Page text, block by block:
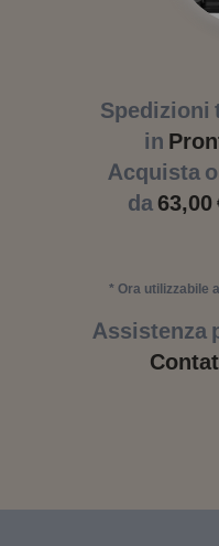
Spedizioni
in
Acquista
da63,00
* Ora utilizzabile
Assistenza